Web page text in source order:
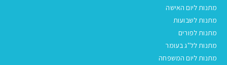
מתנות ליום האישה
מתנות לשבועות
מתנות לפורים
מתנות לל"ג בעומר
מתנות ליום המשפחה